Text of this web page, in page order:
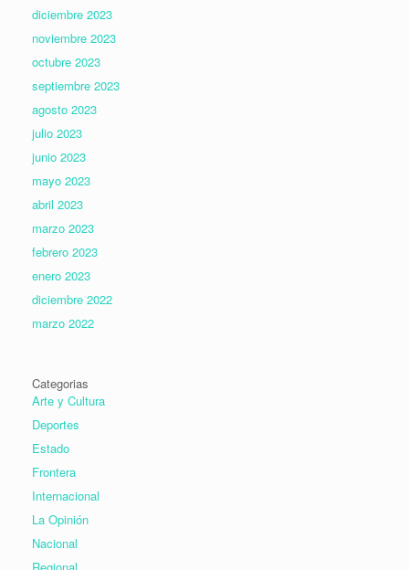
diciembre 2023
noviembre 2023
octubre 2023
septiembre 2023
agosto 2023
julio 2023
junio 2023
mayo 2023
abril 2023
marzo 2023
febrero 2023
enero 2023
diciembre 2022
marzo 2022
Categorias
Arte y Cultura
Deportes
Estado
Frontera
Internacional
La Opinión
Nacional